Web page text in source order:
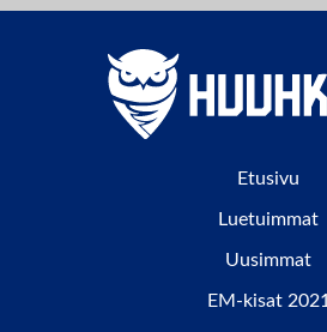
Etusivu
Luetuimmat
Uusimmat
EM-kisat 2021